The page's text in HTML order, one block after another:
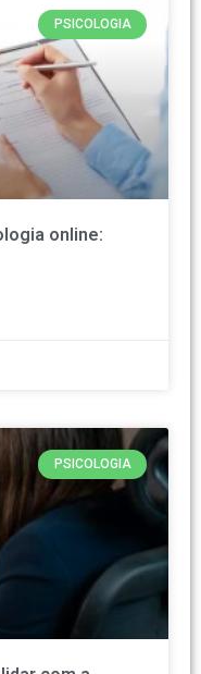
PSICOLOGIA
online:
PSICOLOGIA